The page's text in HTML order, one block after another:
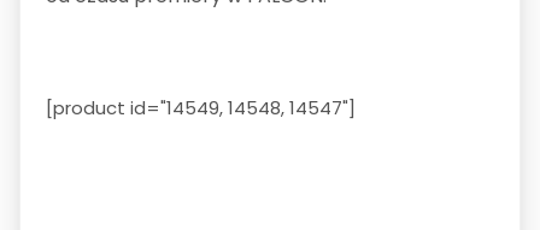
[product id="14549, 14548, 14547"]